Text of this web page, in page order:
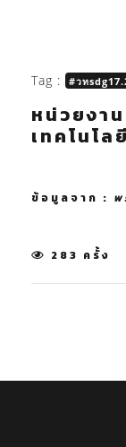
Tag : #วท
หน่วยงา
เทคโนโลยี
ข้อมูลจาก :
283 ครั้ง